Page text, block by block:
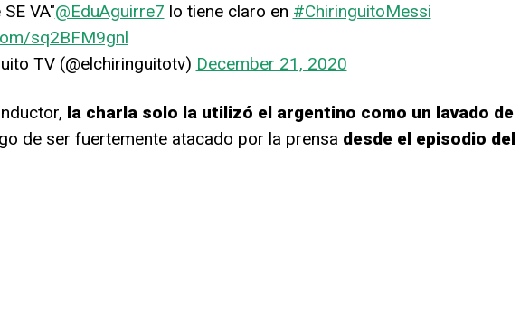
VA"@EduAguirre7 lo tiene claro en #ChiringuitoMessi
sq2BFM9gnl
TV (@elchiringuitotv) December 21, 2020
la charla solo la utilizó el argentino como un lavado de
de ser fuertemente atacado por la prensa desde el episodio del